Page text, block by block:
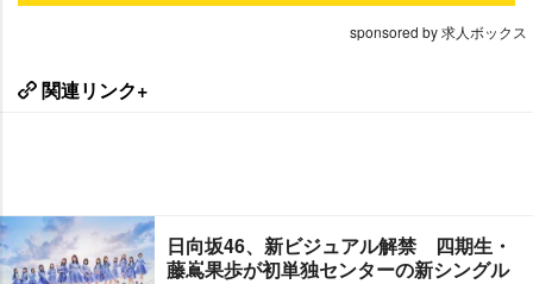
sponsored by 求人ボックス
関連リンク+
日向坂46、新ビジュアル解禁 四期生・
藤嶌果歩が初単独センターの新シングル